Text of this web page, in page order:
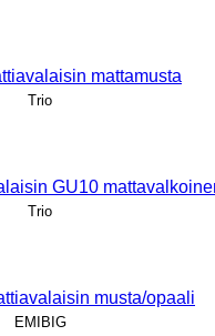
mattamusta
Trio
GU10
Trio
musta/opaali
EMIBIG